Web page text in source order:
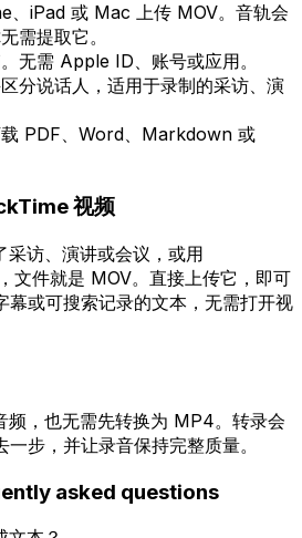
、iPad 或 Mac 上传 MOV。音轨会
需提取它。
无需 Apple ID、账号或应用。
分说话人，适用于录制的采访、演
PDF、Word、Markdown 或
视频
访、演讲或会议，或用
文件就是 MOV。直接上传它，即可
幕或可搜索记录的文本，无需打开视
频，也无需先转换为 MP4。转录会
步，并让录音保持完整质量。
asked questions